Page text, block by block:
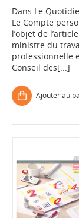
Dans Le
Le Compte
l’objet de
ministre du
professionnelle
Conseil des[...]
Ajouter au